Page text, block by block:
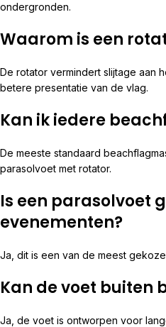
ondergronden.
Waarom is een
De rotator vermindert slijtage aan
betere presentatie van de vlag.
Kan ik iedere
De meeste standaard
parasolvoet met rotator.
Is een parasolvoet
evenementen?
Ja, dit is een van de meest
Kan de voet buiten
Ja, de voet is ontworpen voor